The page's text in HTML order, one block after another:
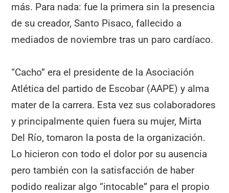
más. Para nada: fue la primera sin la presencia
de su creador, Santo Pisaco, fallecido a
mediados de noviembre tras un paro cardíaco.
“Cacho” era el presidente de la Asociación
Atlética del partido de Escobar (AAPE) y alma
mater de la carrera. Esta vez sus colaboradores
y principalmente quien fuera su mujer, Mirta
Del Río, tomaron la posta de la organización.
Lo hicieron con todo el dolor por su ausencia
pero también con la satisfacción de haber
podido realizar algo “intocable” para el propio